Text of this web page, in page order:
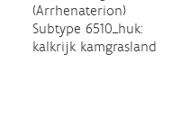
(Arrhenaterion)
Subtype 6510_huk:
kalkrijk kamgrasland